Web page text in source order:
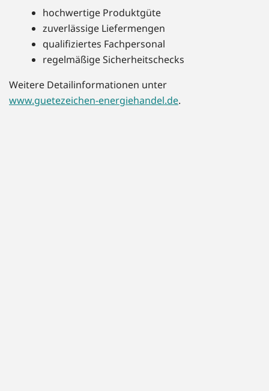
hochwertige Produktgüte
zuverlässige Liefermengen
qualifiziertes Fachpersonal
regelmäßige Sicherheitschecks
Weitere Detailinformationen unter
www.guetezeichen-energiehandel.de.